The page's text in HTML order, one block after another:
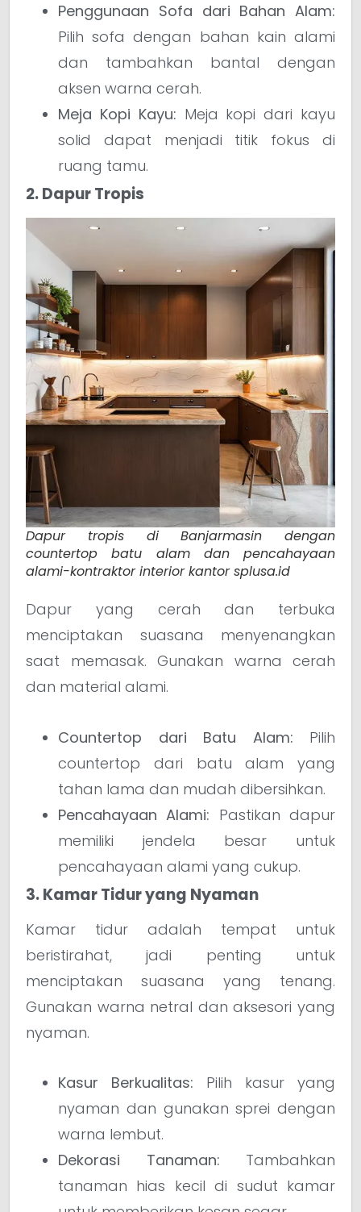
Penggunaan Sofa dari Bahan Alam:
Pilih sofa dengan bahan kain alami
dan tambahkan bantal dengan
aksen warna cerah.
Meja Kopi Kayu: Meja kopi dari kayu
solid dapat menjadi titik fokus di
ruang tamu.
2. Dapur Tropis
Dapur tropis di Banjarmasin dengan
countertop batu alam dan pencahayaan
alami-kontraktor interior kantor splusa.id
Dapur yang cerah dan terbuka
menciptakan suasana menyenangkan
saat memasak. Gunakan warna cerah
dan material alami.
Countertop dari Batu Alam: Pilih
countertop dari batu alam yang
tahan lama dan mudah dibersihkan.
Pencahayaan Alami: Pastikan dapur
memiliki jendela besar untuk
pencahayaan alami yang cukup.
3. Kamar Tidur yang Nyaman
Kamar tidur adalah tempat untuk
beristirahat, jadi penting untuk
menciptakan suasana yang tenang.
Gunakan warna netral dan aksesori yang
nyaman.
Kasur Berkualitas: Pilih kasur yang
nyaman dan gunakan sprei dengan
warna lembut.
Dekorasi Tanaman: Tambahkan
tanaman hias kecil di sudut kamar